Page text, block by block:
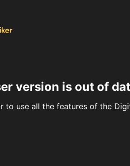
version is out of
to use all the features of the